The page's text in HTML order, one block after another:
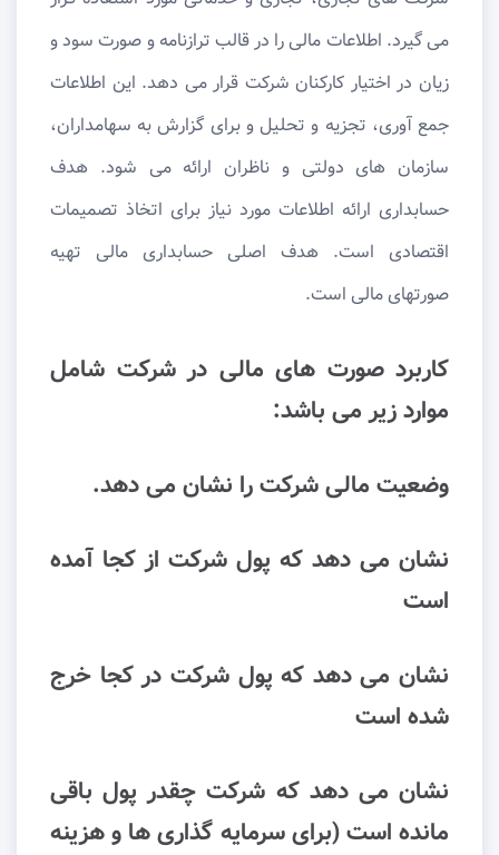
می گیرد. اطلاعات مالی را در قالب ترازنامه و صورت سود و
زیان در اختیار کارکنان شرکت قرار می دهد. این اطلاعات
جمع آوری، تجزیه و تحلیل و برای گزارش به سهامداران،
سازمان های دولتی و ناظران ارائه می شود. هدف
حسابداری ارائه اطلاعات مورد نیاز برای اتخاذ تصمیمات
اقتصادی است. هدف اصلی حسابداری مالی تهیه
صورتهای مالی است.
کاربرد صورت های مالی در شرکت شامل
موارد زیر می باشد:
وضعیت مالی شرکت را نشان می دهد.
نشان می دهد که پول شرکت از کجا آمده
است
نشان می دهد که پول شرکت در کجا خرج
شده است
نشان می دهد که شرکت چقدر پول باقی
مانده است (برای سرمایه گذاری ها و هزینه